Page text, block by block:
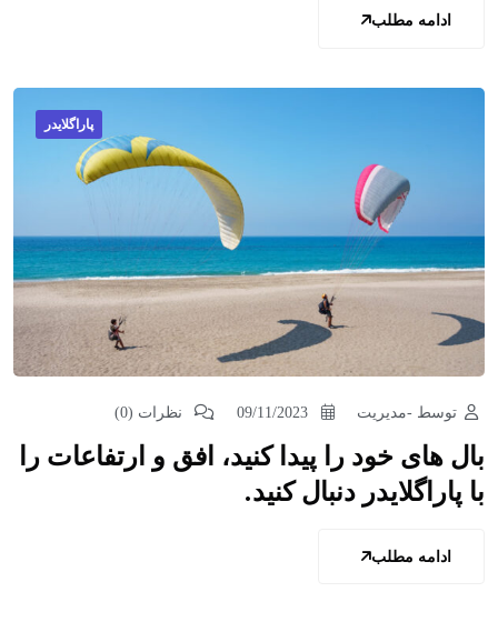
ادامه مطلب
پاراگلایدر
توسط -مدیریت 09/11/2023 نظرات (0)
بال های خود را پیدا کنید، افق و ارتفاعات را
با پاراگلایدر دنبال کنید.
ادامه مطلب